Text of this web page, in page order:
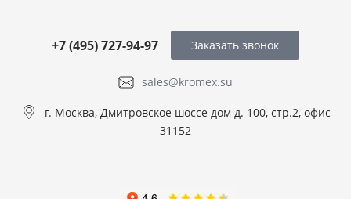
sales@kromex.su
+7 (495) 727-94-97
г. Москва, Дмитровское шоссе дом д. 100, стр.2, офис
31152
Заказать звонок